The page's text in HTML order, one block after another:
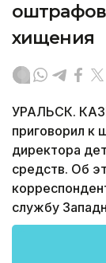
хищения
УРАЛЬСК.
приговорил к
директора
средств. Об
службу